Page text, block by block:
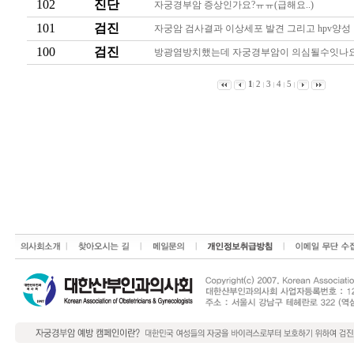
102 진단 자궁경부암 증상인가요?ㅠㅠ(급해요..)
101 검진 자궁암 검사결과 이상세포 발견 그리고 hpv양성
100 검진 방광염방치했는데 자궁경부암이 의심될수잇나
1 2 3 4 5